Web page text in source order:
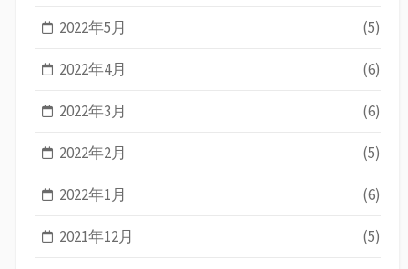
2022年5月 (5)
2022年4月 (6)
2022年3月 (6)
2022年2月 (5)
2022年1月 (6)
2021年12月 (5)